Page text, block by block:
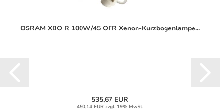
OSRAM XBO R 100W/45 OFR Xenon-Kurzbogenlampe...
535,67 EUR
450,14 EUR zzgl. 19% MwSt.